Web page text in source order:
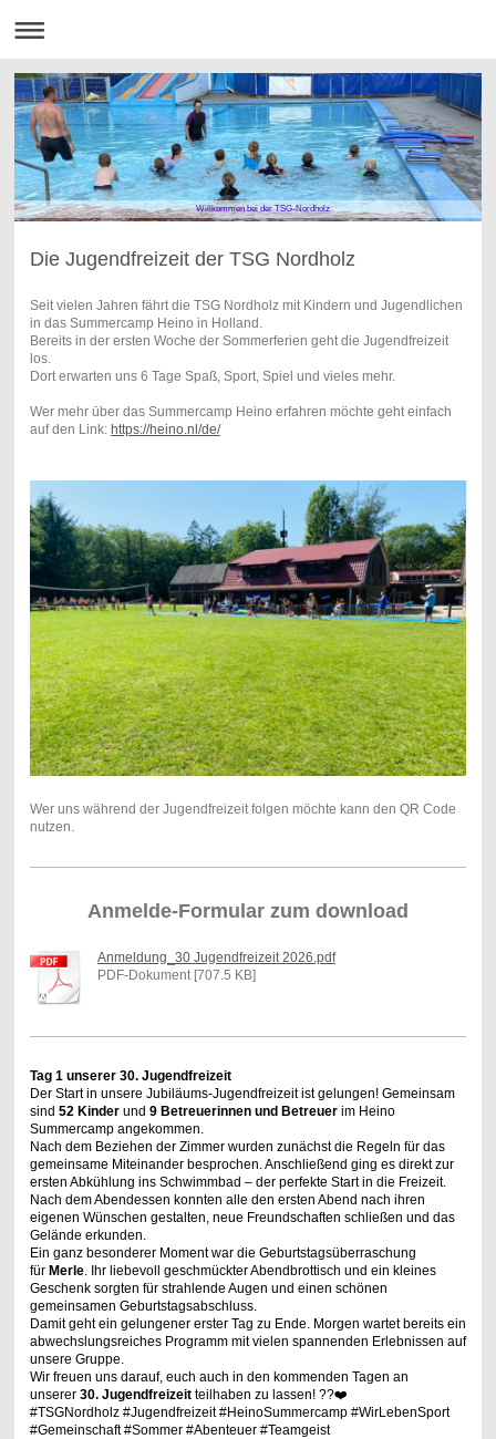
Willkommen bei der TSG-Nordholz
Die Jugendfreizeit der TSG Nordholz
Seit vielen Jahren fährt die TSG Nordholz mit Kindern und Jugendlichen
in das Summercamp Heino in Holland.
Bereits in der ersten Woche der Sommerferien geht die Jugendfreizeit
los.
Dort erwarten uns 6 Tage Spaß, Sport, Spiel und vieles mehr.
Wer mehr über das Summercamp Heino erfahren möchte geht einfach
auf den Link: https://heino.nl/de/
Wer uns während der Jugendfreizeit folgen möchte kann den QR Code
nutzen.
Anmelde-Formular zum download
Anmeldung_30 Jugendfreizeit 2026.pdf
PDF-Dokument [707.5 KB]
Tag 1 unserer 30. Jugendfreizeit
Der Start in unsere Jubiläums-Jugendfreizeit ist gelungen! Gemeinsam
sind 52 Kinderund 9 Betreuerinnen und Betreuerim Heino
Summercamp angekommen.
Nach dem Beziehen der Zimmer wurden zunächst die Regeln für das
gemeinsame Miteinander besprochen. Anschließend ging es direkt zur
ersten Abkühlung ins Schwimmbad – der perfekte Start in die Freizeit.
Nach dem Abendessen konnten alle den ersten Abend nach ihren
eigenen Wünschen gestalten, neue Freundschaften schließen und das
Gelände erkunden.
Ein ganz besonderer Moment war die Geburtstagsüberraschung
für Merle. Ihr liebevoll geschmückter Abendbrottisch und ein kleines
Geschenk sorgten für strahlende Augen und einen schönen
gemeinsamen Geburtstagsabschluss.
Damit geht ein gelungener erster Tag zu Ende. Morgen wartet bereits ein
abwechslungsreiches Programm mit vielen spannenden Erlebnissen auf
unsere Gruppe.
Wir freuen uns darauf, euch auch in den kommenden Tagen an
unserer 30. Jugendfreizeitteilhaben zu lassen! ??❤️
#TSGNordholz #Jugendfreizeit #HeinoSummercamp #WirLebenSport
#Gemeinschaft #Sommer #Abenteuer #Teamgeist